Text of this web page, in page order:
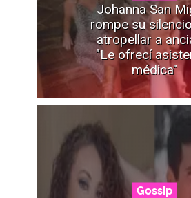
Johanna San
rompe su
atropellar a
"Le ofrecí
médica"
Gossip